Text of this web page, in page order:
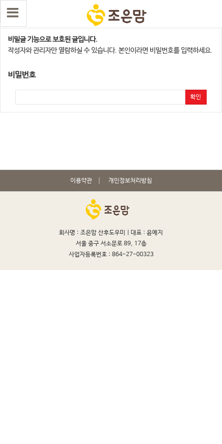
수원,오산지점
비밀글 기능으로 보호된 글입니다.
작성자와 관리자만 열람하실 수 있습니다. 본인이라면 비밀번호를 입력하세요.
비밀번호
확인
이용약관 개인정보처리방침
회사명 : 조은맘 산후도우미 | 대표 : 윤예지
서울 중구 서소문로 89, 17층
사업자등록번호 : 864-27-00323